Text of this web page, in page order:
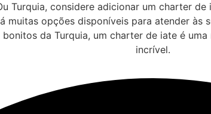
Turquia, considere adicionar um charter
muitas opções disponíveis para atender
da Turquia, um charter de iate é
incrível.